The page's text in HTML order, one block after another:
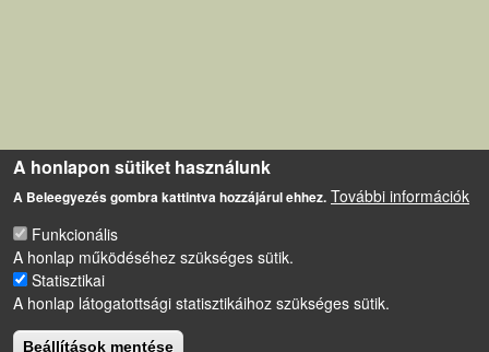
A honlapon sütiket használunk
A Beleegyezés gombra kattintva hozzájárul ehhez. További információk
Funkcionális
A honlap működéséhez szükséges sütik.
Statisztikai
A honlap látogatottsági statisztikáihoz szükséges sütik.
Beállítások mentése